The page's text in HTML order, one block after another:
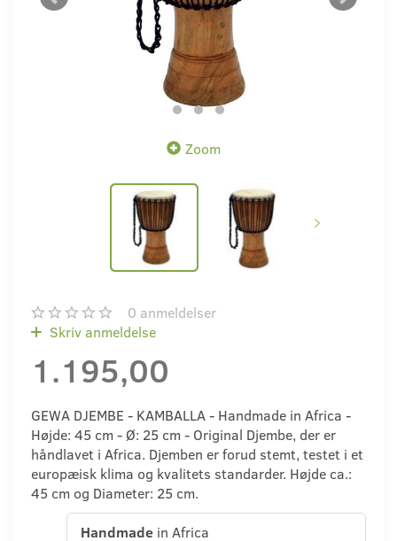
Zoom
0 anmeldelser
Skriv anmeldelse
1.195,00
GEWA DJEMBE - KAMBALLA - Handmade in Africa -
Højde: 45 cm - Ø: 25 cm - Original Djembe, der er
håndlavet i Africa. Djemben er forud stemt, testet i et
europæisk klima og kvalitets standarder. Højde ca.:
45 cm og Diameter: 25 cm.
Handmade in Africa